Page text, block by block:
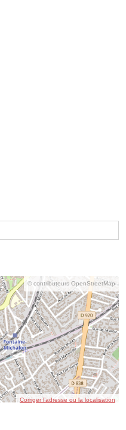
© contributeurs OpenStreetMap
Corriger l’adresse ou la localisation